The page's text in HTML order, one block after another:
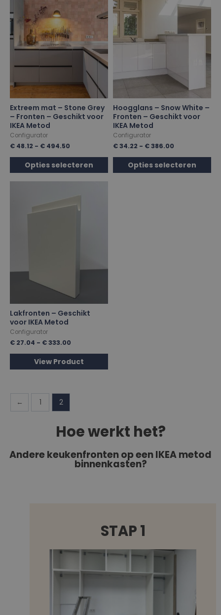
Extreem mat – Stone Grey
– Fronten – Geschikt voor
IKEA Metod
Configurator
€ 48.12 - € 494.50
Opties selecteren
Hoogglans – Snow White –
Fronten – Geschikt voor
IKEA Metod
Configurator
€34.22 - €386.00
Opties selecteren
Lakfronten – Geschikt
voor IKEA Metod
Configurator
€ 27.04 - €333.00
View Product
← 1 2
Hoe werkt het?
Andere keukenfronten op een IKEA metod
binnenkasten?
STAP 1